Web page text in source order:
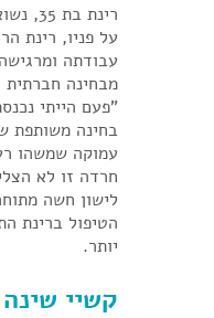
רינת בת 35, נשואה ואם לשני ילדים, החלה לסבול מקשיי הירדמות מספר חודשים לפני שפנתה לטיפול בנושא.
על פניו, רינת
עבודתה
מבחינה
"פעם הייתי
בחינה משותפת
עמוקה שמשהו
חרדה זו לא
לישון חשה
הטיפול ברינת
יותר.
קשיי